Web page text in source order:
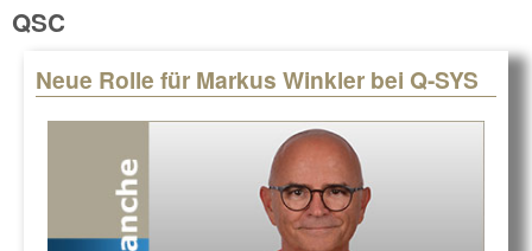
QSC
Neue Rolle für Markus Winkler bei Q-SYS
Pages